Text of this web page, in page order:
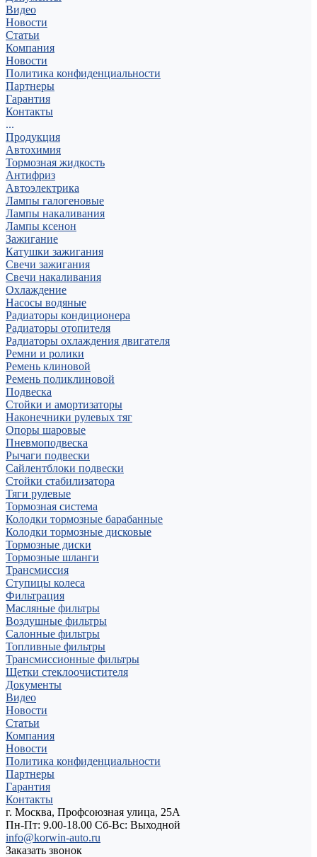
Видео
Новости
Статьи
Компания
Новости
Политика конфиденциальности
Партнеры
Гарантия
Контакты
...
Продукция
Автохимия
Тормозная жидкость
Антифриз
Автоэлектрика
Лампы галогеновые
Лампы накаливания
Лампы ксенон
Зажигание
Катушки зажигания
Свечи зажигания
Свечи накаливания
Охлаждение
Насосы водяные
Радиаторы кондиционера
Радиаторы отопителя
Радиаторы охлаждения двигателя
Ремни и ролики
Ремень клиновой
Ремень поликлиновой
Подвеска
Стойки и амортизаторы
Наконечники рулевых тяг
Опоры шаровые
Пневмоподвеска
Рычаги подвески
Сайлентблоки подвески
Стойки стабилизатора
Тяги рулевые
Тормозная система
Колодки тормозные барабанные
Колодки тормозные дисковые
Тормозные диски
Тормозные шланги
Трансмиссия
Ступицы колеса
Фильтрация
Масляные фильтры
Воздушные фильтры
Салонные фильтры
Топливные фильтры
Трансмиссионные фильтры
Щетки стеклоочистителя
Документы
Видео
Новости
Статьи
Компания
Новости
Политика конфиденциальности
Партнеры
Гарантия
Контакты
г. Москва, Профсоюзная улица, 25А
Пн-Пт: 9.00-18.00 Cб-Вс: Выходной
info@korwin-auto.ru
Заказать звонок